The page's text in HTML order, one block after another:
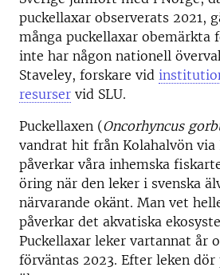
puckellaxar observerats 2021,
många puckellaxar obemärkta
inte har någon nationell
Staveley, forskare vid
resurser vid SLU.
Puckellaxen (Oncorhyncus
vandrat hit från Kolahalvön via
påverkar våra inhemska
öring när den leker i svenska
närvarande okänt. Man vet
påverkar det akvatiska
Puckellaxar leker vartannat år
förväntas 2023. Efter leken dör